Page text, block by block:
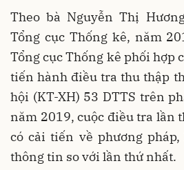
Theo bà Nguyễn Thị
Tổng cục Thống kê, năm
Tổng cục Thống kê phối hợp
tiến hành điều tra thu thập
hội (KT-XH) 53 DTTS trên
năm 2019, cuộc điều tra lần
có cải tiến về phương
thông tin so với lần thứ nhất.